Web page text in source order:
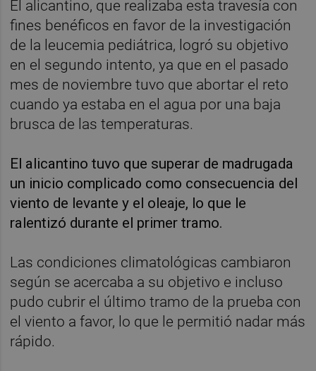
El alicantino, que realizaba esta travesía con
fines benéficos en favor de la investigación
de la leucemia pediátrica, logró su objetivo
en el segundo intento, ya que en el pasado
mes de noviembre tuvo que abortar el reto
cuando ya estaba en el agua por una baja
brusca de las temperaturas.
El alicantino tuvo que superar de madrugada
un inicio complicado como consecuencia del
viento de levante y el oleaje, lo que le
ralentizó durante el primer tramo.
Las condiciones climatológicas cambiaron
según se acercaba a su objetivo e incluso
pudo cubrir el último tramo de la prueba con
el viento a favor, lo que le permitió nadar más
rápido.